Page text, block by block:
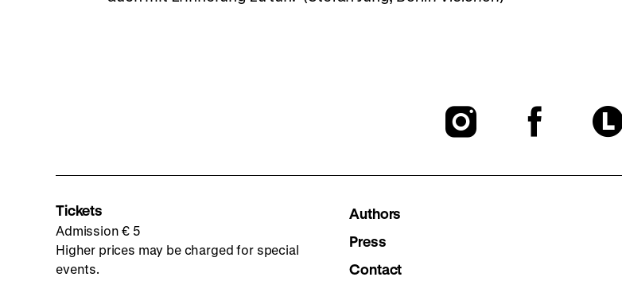
To
To
Tickets
Admission € 5
Higher prices may be charged for special
events.
Authors
Press
Contact